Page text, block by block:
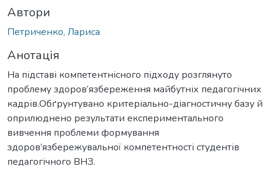
Автори
Петриченко, Лариса
Анотація
На підставі компетентнісного підходу розглянуто
проблему здоров’язбереження майбутніх педагогічних
кадрів.Обґрунтувано критеріально-діагностичну базу й
оприлюднено результати експериментального
вивчення проблеми формування
здоров’язбережувальної компетентності студентів
педагогічного ВНЗ.